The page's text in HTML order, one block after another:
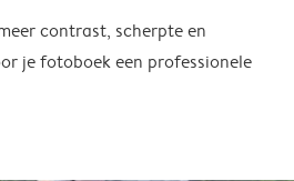
contrast, scherpte en
je fotoboek een professionele